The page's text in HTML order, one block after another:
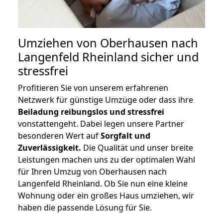
Umziehen von Oberhausen nach
Langenfeld Rheinland sicher und
stressfrei
Profitieren Sie von unserem erfahrenen
Netzwerk für günstige Umzüge oder dass ihre
Beiladung reibungslos und stressfrei
vonstattengeht. Dabei legen unsere Partner
besonderen Wert aufSorgfalt und
Zuverlässigkeit. Die Qualität und unser breite
Leistungen machen uns zu der optimalen Wahl
für Ihren Umzug von Oberhausen nach
Langenfeld Rheinland. Ob Sie nun eine kleine
Wohnung oder ein großes Haus umziehen, wir
haben die passende Lösung für Sie.